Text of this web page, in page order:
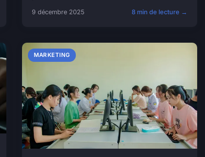
9 décembre 2025 8 min de lecture →
MARKETING